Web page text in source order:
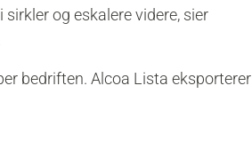
og eskalere videre, sier
bedriften. Alcoa Lista eksporterer